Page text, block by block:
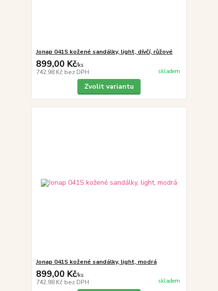
Jonap 041S kožené sandálky, light, dívčí, růžové
899,00 Kč/ks
742,98 Kč bez DPH skladem
Zvolit variantu
Jonap 041S kožené sandálky, light, modrá
899,00 Kč/ks
742,98 Kč bez DPH skladem